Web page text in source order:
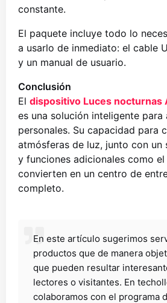
constante.
El paquete incluye todo lo
a usarlo de inmediato: el cable
y un manual de usuario.
Conclusión
El dispositivo Luces nocturnas
es una solución inteligente para
personales. Su capacidad para
atmósferas de luz, junto con un
y funciones adicionales como
convierten en un centro de
completo.
En este artículo sugerimos
productos que de manera
que pueden resultar
lectores o visitantes. En
colaboramos con el programa